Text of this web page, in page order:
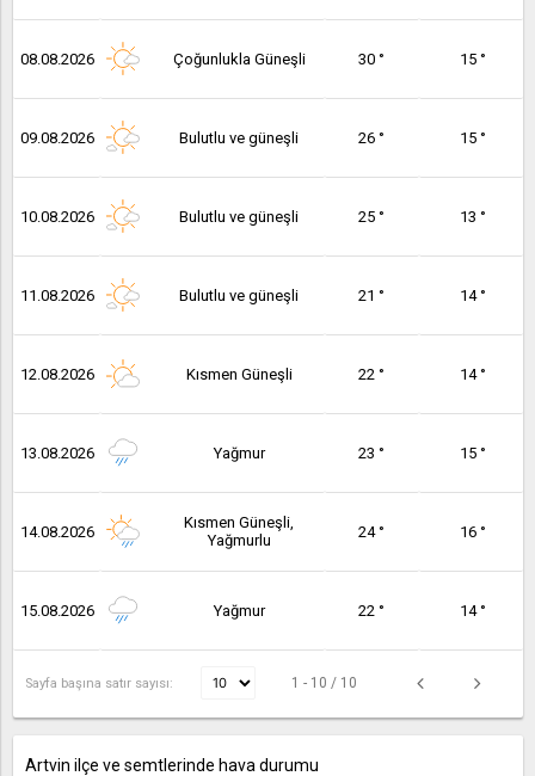
08.08.2026 Çoğunlukla Güneşli 30 ° 15 °
09.08.2026 Bulutlu ve güneşli 26 ° 15 °
10.08.2026 Bulutlu ve güneşli 25 ° 13 °
11.08.2026 Bulutlu ve güneşli 21 ° 14 °
12.08.2026 Kısmen Güneşli 22 ° 14 °
13.08.2026 Yağmur 23 ° 15 °
14.08.2026
Kısmen Güneşli,
Yağmurlu
24 ° 16 °
15.08.2026 Yağmur 22 ° 14 °
Sayfa başına satır sayısı: 1 - 10 / 10
Artvin ilçe ve semtlerinde hava durumu